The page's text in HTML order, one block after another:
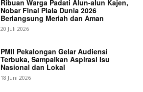
Ribuan Warga Padati Alun-alun Kajen,
Nobar Final Piala Dunia 2026
Berlangsung Meriah dan Aman
20 Juli 2026
PMII Pekalongan Gelar Audiensi
Terbuka, Sampaikan Aspirasi Isu
Nasional dan Lokal
18 Juni 2026